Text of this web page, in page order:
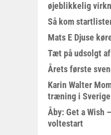
øjeblikkelig
Så kom
Mats E Djuse
Tæt på udsolgt
Årets første
Karin Walter
træning i Sverige
Åby: Get a Wish
voltestart